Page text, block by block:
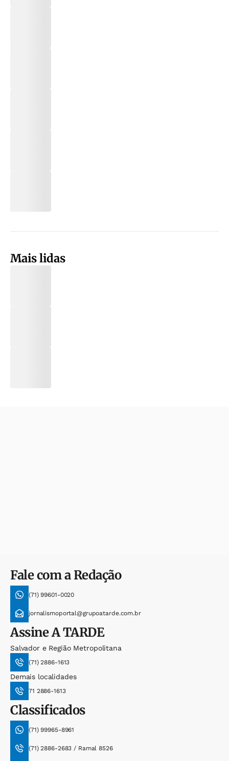
Mais lidas
Fale com a Redação
(71) 99601-0020
jornalismoportal@grupoatarde.com.br
AssineA TARDE
Salvador e Região Metropolitana
(71) 2886-1613
Demais localidades
71 2886-1613
Classificados
(71) 99965-8961
(71) 2886-2683 / Ramal 8526